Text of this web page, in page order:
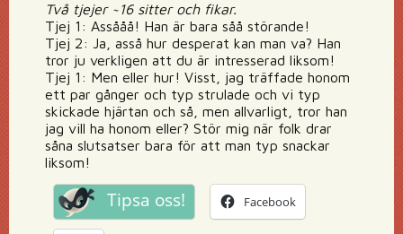
Två tjejer ~16 sitter och fikar.
Tjej 1: Assååå! Han är bara såå störande!
Tjej 2: Ja, asså hur desperat kan man va? Han
tror ju verkligen att du är intresserad liksom!
Tjej 1: Men eller hur! Visst, jag träffade honom
ett par gånger och typ strulade och vi typ
skickade hjärtan och så, men allvarligt, tror han
jag vill ha honom eller? Stör mig när folk drar
såna slutsatser bara för att man typ snackar
liksom!
Tipsa oss! Facebook